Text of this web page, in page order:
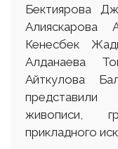
Бектиярова
Алияскарова
Кенесбек
Алданаева
Айткулова
живописи,
прикладного